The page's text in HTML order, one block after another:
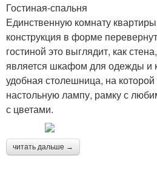
Гостиная-спальня
Единственную комнату
конструкция в форме
гостиной это выглядит, как
является шкафом для одежды и
удобная столешница, на
настольную лампу, рамку с
с цветами.
читать дальше →